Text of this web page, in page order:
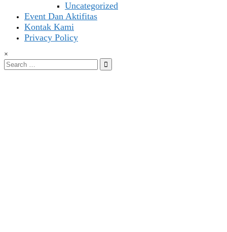
Uncategorized
Event Dan Aktifitas
Kontak Kami
Privacy Policy
×
Search
for: